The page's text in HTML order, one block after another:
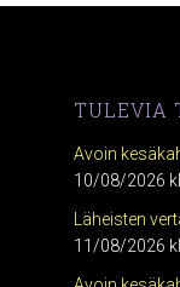
TULEVIA
Avoin
10/08/2026
Läheisten
11/08/2026